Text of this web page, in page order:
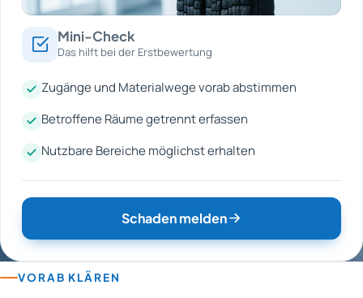
Mini-Check
Das hilft bei der Erstbewertung
Zugänge und Materialwege vorab abstimmen
Betroffene Räume getrennt erfassen
Nutzbare Bereiche möglichst erhalten
Schaden melden
VORAB KLÄREN